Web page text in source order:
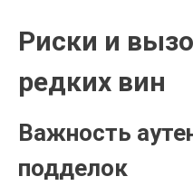
Риски и
редких вин
Важность
подделок